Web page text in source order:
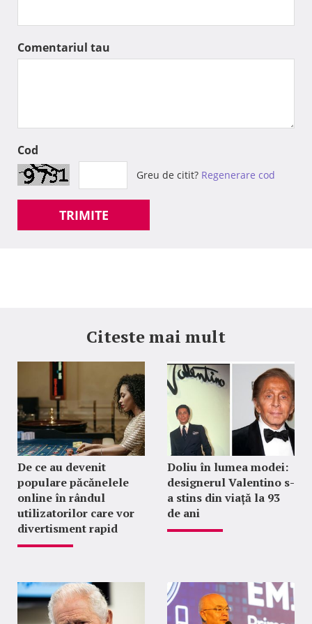
Comentariul tau
Cod
Greu de citit? Regenerare cod
TRIMITE
Citeste mai mult
De ce au devenit
populare păcănelele
online în rândul
utilizatorilor care vor
divertisment rapid
Doliu în lumea modei:
designerul Valentino s-
a stins din viață la 93
de ani